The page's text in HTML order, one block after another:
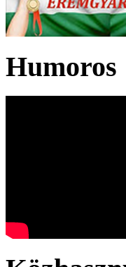
Humoros